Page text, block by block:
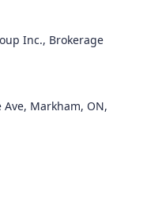
Inc., Brokerage
Markham, ON,